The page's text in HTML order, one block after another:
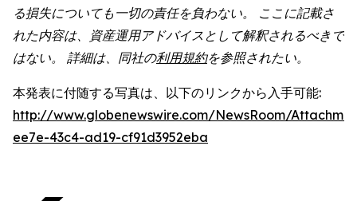
る損失についても一切の責任を負わない。 ここに記載さ
れた内容は、資産運用アドバイスとして解釈されるべきで
はない。 詳細は、同社の利用規約を参照されたい。
本発表に付随する写真は、以下のリンクから入手可能:
http://www.globenewswire.com/NewsRoom/
ee7e-43c4-ad19-cf91d3952eba